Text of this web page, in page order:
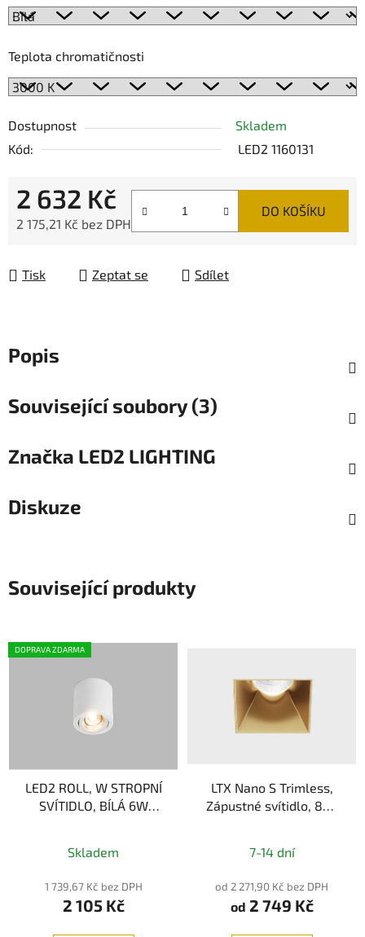
Teplota chromatičnosti
Dostupnost
Skladem
Kód:
LED2 1160131
2 632 Kč
2 175,21 Kč bez DPH
DO KOŠÍKU
Tisk Zeptat se Sdílet
Popis
Související soubory (3)
Značka LED2 LIGHTING
Diskuze
Související produkty
DOPRAVA ZDARMA
LED2 ROLL, W STROPNÍ
SVÍTIDLO, BÍLÁ 6W
Skladem
1 739,67 Kč bez DPH
2 105 Kč
LTX Nano S Trimless,
Zápustné svítidlo, 8W,
7-14 dní
od 2 271,90 Kč bez DPH
od 2 749 Kč